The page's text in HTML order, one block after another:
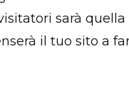
sarà
il tuo sito a